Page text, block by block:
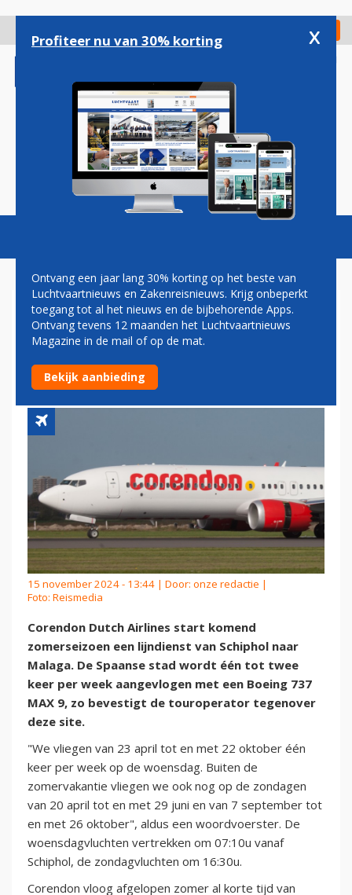
gaan
Check in
Magazine Podcasts Vacatures
CORENDON START KOMEND
JAAR LIJNDIENST VAN
SCHIPHOL NAAR MALAGA
15 november 2024 - 13:44 | Door: onze redactie |
Foto: Reismedia
Corendon Dutch Airlines start komend
zomerseizoen een lijndienst van Schiphol naar
Malaga. De Spaanse stad wordt één tot twee
keer per week aangevlogen met een Boeing 737
MAX 9, zo bevestigt de touroperator tegenover
deze site.
"We vliegen van 23 april tot en met 22 oktober één
keer per week op de woensdag. Buiten de
zomervakantie vliegen we ook nog op de zondagen
van 20 april tot en met 29 juni en van 7 september tot
en met 26 oktober", aldus een woordvoerster. De
woensdagvluchten vertrekken om 07:10u vanaf
Schiphol, de zondagvluchten om 16:30u.
Corendon vloog afgelopen zomer al korte tijd van
Profiteer nu van 30% korting x
Ontvang een jaar lang 30% korting op het beste van
Luchtvaartnieuws en Zakenreisnieuws. Krijg onbeperkt
toegang tot al het nieuws en de bijbehorende Apps.
Ontvang tevens 12 maanden het Luchtvaartnieuws
Magazine in de mail of op de mat.
Bekijk aanbieding